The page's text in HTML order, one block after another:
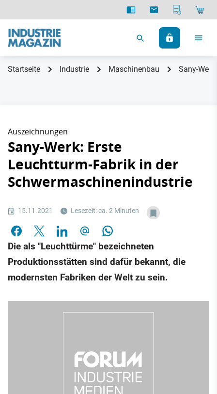
Startseite Industrie Maschinenbau Sany-
Auszeichnungen
Sany-Werk: Erste
Leuchtturm-Fabrik in der
Schwermaschinenindustrie
15.11.2021 Lesezeit: ca. 2 Minuten
Die als "Leuchttürme" bezeichneten
Produktionsstätten sind dafür bekannt, die
modernsten Fabriken der Welt zu sein.